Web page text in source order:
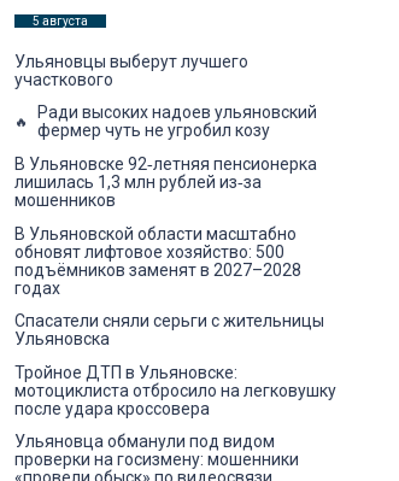
5 августа
Ульяновцы выберут лучшего
участкового
Ради высоких надоев ульяновский
фермер чуть не угробил козу
В Ульяновске 92‑летняя пенсионерка
лишилась 1,3 млн рублей из‑за
мошенников
В Ульяновской области масштабно
обновят лифтовое хозяйство: 500
подъёмников заменят в 2027–2028
годах
Спасатели сняли серьги с жительницы
Ульяновска
Тройное ДТП в Ульяновске:
мотоциклиста отбросило на легковушку
после удара кроссовера
Ульяновца обманули под видом
проверки на госизмену: мошенники